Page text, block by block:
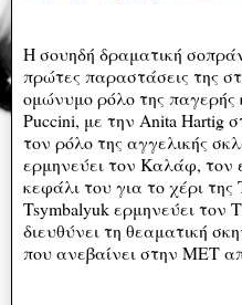
Η σουηδή δραματική
πρώτες παραστάσεις της
ομώνυμο ρόλο της παγερής
Puccini, με την Anita Hartig
τον ρόλο της αγγελικής
ερμηνεύει τον Καλάφ, τον
κεφάλι του για το χέρι
Tsymbalyuk ερμηνεύει τον
διευθύνει τη θεαματική
που ανεβαίνει στην ΜΕΤ